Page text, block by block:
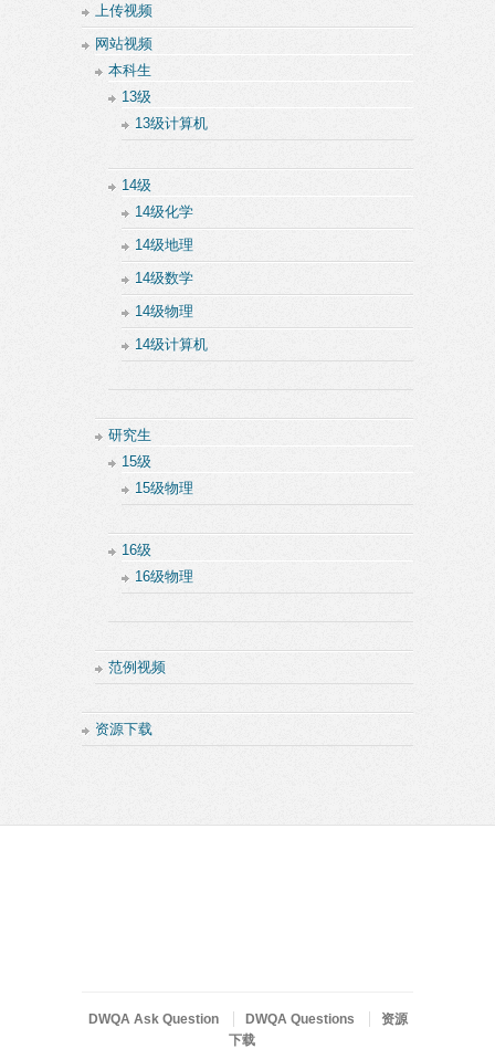
上传视频
网站视频
本科生
13级
13级计算机
14级
14级化学
14级地理
14级数学
14级物理
14级计算机
研究生
15级
15级物理
16级
16级物理
范例视频
资源下载
DWQA Ask Question DWQA Questions
资源
下载